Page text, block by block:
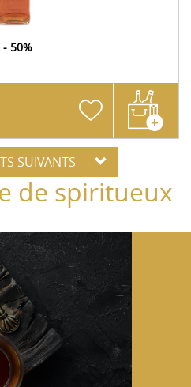
50%
SUIVANTS
de spiritueux